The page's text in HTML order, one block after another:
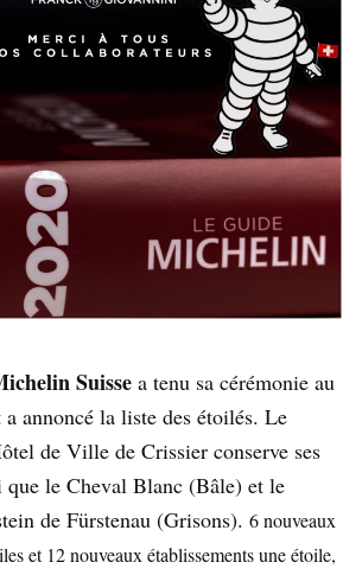
Suisse a tenu sa cérémonie au
annoncé la liste des étoilés. Le
de Ville de Crissier conserve ses
le Cheval Blanc (Bâle) et le
de Fürstenau (Grisons). 6 nouveaux
et 12 nouveaux établissements une étoile,